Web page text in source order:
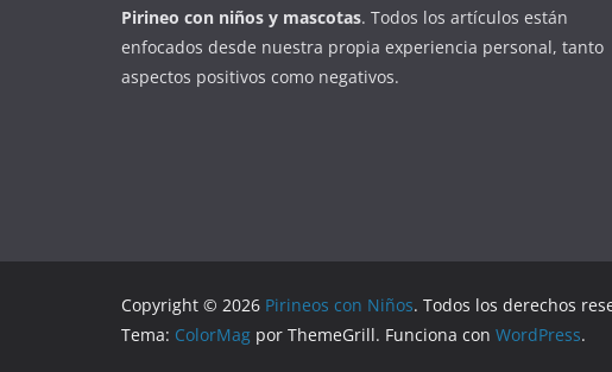
Pirineo con niños y mascotas. Todos los artículos están
enfocados desde nuestra propia experiencia personal, tanto
aspectos positivos como negativos.
Copyright © 2026 Pirineos con Niños. Todos los derechos
Tema: ColorMag por ThemeGrill. Funciona con WordPress.